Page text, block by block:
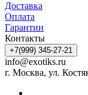
Доставка
Оплата
Гарантии
Контакты
+7(999) 345-27-21
info@exotiks.ru
г. Москва, ул.